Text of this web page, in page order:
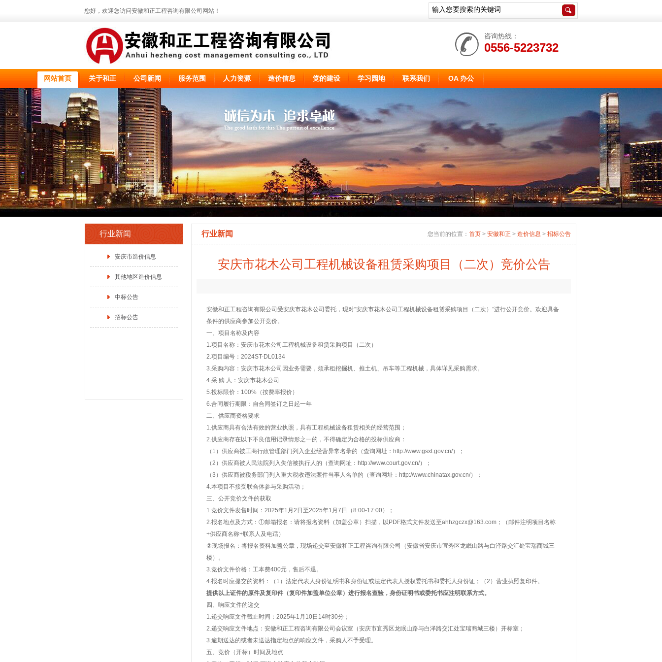
您好，欢迎您访问安徽和正工程咨询有限公司网站！
咨询热线：
0556-5223732
网站首页 关于和正 公司新闻 服务范围 人力资源 造价信息 党的建设 学习园地 联系我们 OA 办公
行业新闻
安庆市造价信息
其他地区造价信息
中标公告
招标公告
行业新闻 您当前的位置： 首页 > 安徽和正 > 造价信息 > 招标公告
安庆市花木公司工程机械设备租赁采购项目（二次）竞价公告
安徽和正工程咨询有限公司 受安庆市花木公司委托，现对“安庆市花木公司工程机械设备租赁采购项目（二次）”进行公开竞价。欢迎具备
条件的供应商参加公开竞价。
一、项目名称及内容
1.项目名称：安庆市花木公司工程机械设备租赁采购项目（二次）
2.项目编号：2024ST-DL0134
3.采购内容：安庆市花木公司因业务需要，须承租挖掘机、推土机、吊车等工程机械，具体详见采购需求。
4.采 购 人：安庆市花木公司
5.投标限价：100%（按费率报价）
6.合同履行期限：自合同签订之日起一年
二、供应商资格要求
1.供应商具有合法有效的营业执照，具有工程机械设备租赁相关的经营范围；
2.供应商存在以下不良信用记录情形之一的，不得确定为合格的投标供应商：
（1）供应商被工商行政管理部门列入企业经营异常名录的（查询网址：http://www.gsxt.gov.cn/）；
（2）供应商被人民法院列入失信被执行人的（查询网址：http://www.court.gov.cn/）；
（3）供应商被税务部门列入重大税收违法案件当事人名单的（查询网址： http://www.chinatax.gov.cn/）；
4.本项目不接受联合体参与采购活动；
三、公开竞价文件的获取
1.竞价文件发售时间：2025年1月2日至2025年1月7日（8:00-17:00）；
2.报名地点及方式：①邮箱报名：请将报名资料（加盖公章）扫描，以PDF格式文件发送至ahhzgczx@163.com；（邮件注明项目名称
+供应商名称+联系人及电话）
②现场报名：将报名资料加盖公章，现场递交至安徽和正工程咨询有限公司（安徽省安庆市宜秀区龙眠山路与白泽路交汇处宝瑞商城三
楼）。
3.竞价文件价格：工本费400元，售后不退。
4.报名时应提交的资料：（1）法定代表人身份证明书和身份证或法定代表人授权委托书和委托人身份证；（2）营业执照复印件。
提供以上证件的原件及复印件（复印件加盖单位公章）进行报名查验，身份证明书或委托书应注明联系方式。
四、响应文件的递交
1.递交响应文件截止时间：2025年1月10日14时30分；
2.递交响应文件地点：安徽和正工程咨询有限公司会议室（安庆市宜秀区龙眠山路与白泽路交汇处宝瑞商城三楼）开标室；
3.逾期送达的或者未送达指定地点的响应文件，采购人不予受理。
五、 竞价（开标）时间及地点